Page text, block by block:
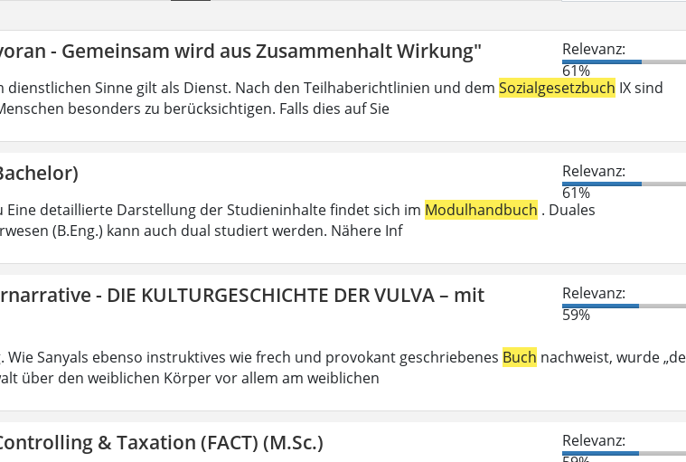
- Gemeinsam wird aus Zusammenhalt Wirkung"
Relevanz:
61%
Sinne gilt als Dienst. Nach den Teilhaberichtlinien und dem Sozialgesetzbuch IX sind
besonders zu berücksichtigen. Falls dies auf Sie
Relevanz:
61%
Eine detaillierte Darstellung der Studieninhalte findet sich im Modulhandbuch . Duales
(B.Eng.) kann auch dual studiert werden. Nähere Inf
- DIE KULTURGESCHICHTE DER VULVA – mit
Relevanz:
59%
Sanyals ebenso instruktives wie frech und provokant geschriebenes Buch nachweist, wurde
über den weiblichen Körper vor allem am weiblichen
& Taxation (FACT) (M.Sc.)
Relevanz: